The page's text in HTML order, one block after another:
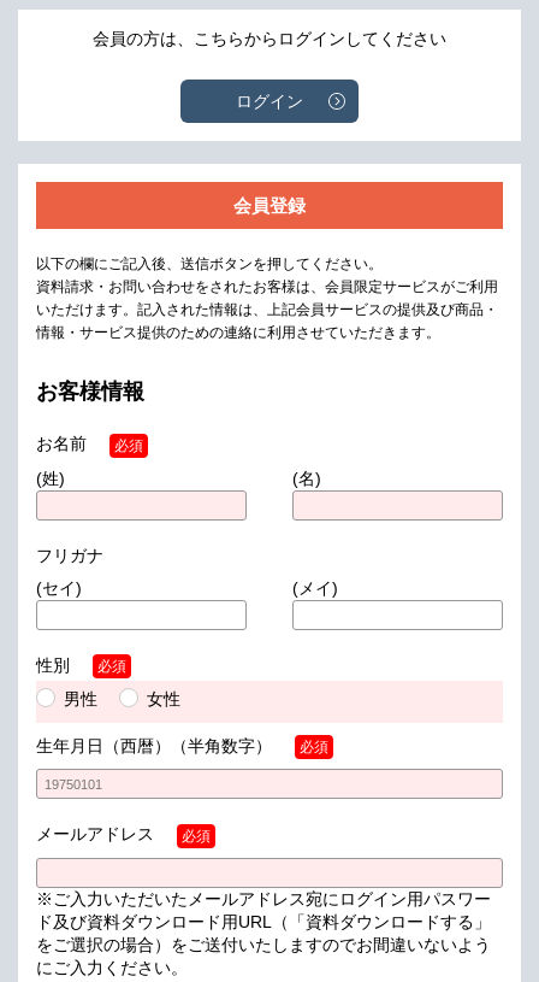
会員の方は、こちらからログインしてください
ログイン
会員登録
以下の欄にご記入後、送信ボタンを押してください。
資料請求・お問い合わせをされたお客様は、会員限定サービスがご利用
いただけます。 記入された情報は、上記会員サービスの提供及び商品・
情報・サービス提供のための連絡に利用させていただきます。
お客様情報
お名前 必須
(姓) (名)
フリガナ
(セイ)
(メイ)
性別 必須
男性 女性
生年月日（西暦） （半角数字） 必須
メールアドレス 必須
※ご入力いただいたメールアドレス宛にログイン用パスワー
ド及び資料ダウンロード用URL（「資料ダウンロードする」
をご選択の場合）をご送付いたしますのでお間違いないよう
にご入力ください。